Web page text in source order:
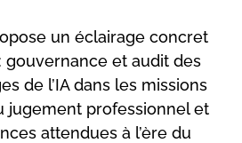
un éclairage concret
gouvernance et audit des
de l’IA dans les missions
jugement professionnel et
attendues à l’ère du